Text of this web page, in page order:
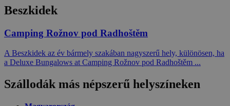
Beszkidek
Camping Rožnov pod Radhoštěm
A Beszkidek az év bármely szakában nagyszerű hely, különösen, ha
a Deluxe Bungalows at Camping Rožnov pod Radhoštěm ...
Szállodák más népszerű helyszíneken